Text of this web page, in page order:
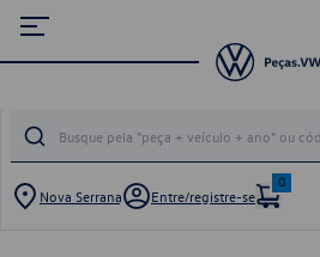
Nova Serrana Entre/registre-se
0